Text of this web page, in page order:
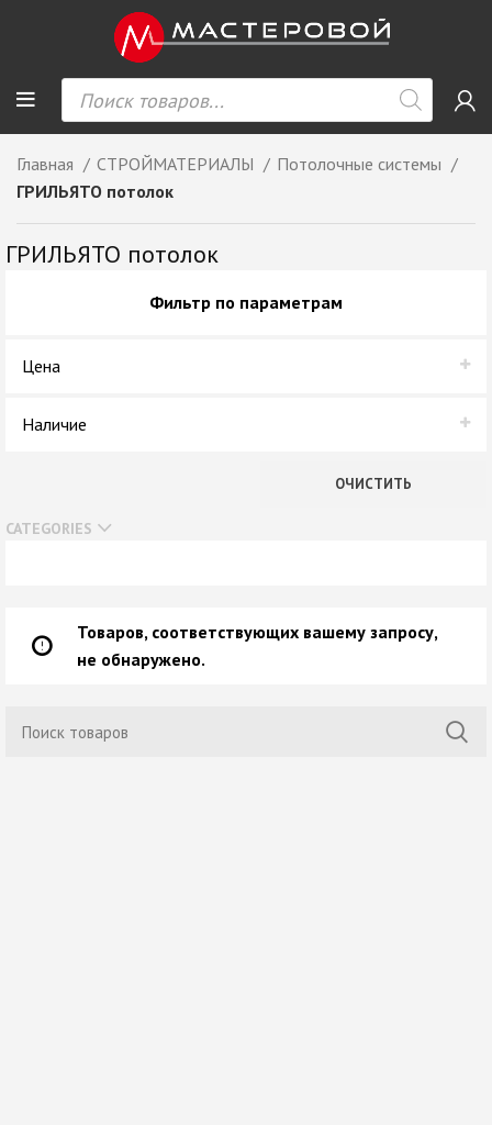
Главная СТРОЙМАТЕРИАЛЫ
Потолочные системы
ГРИЛЬЯТО потолок
ГРИЛЬЯТО потолок
Фильтр по параметрам
Цена
Наличие
ОЧИСТИТЬ
CATEGORIES
Товаров, соответствующих вашему запросу,
не обнаружено.